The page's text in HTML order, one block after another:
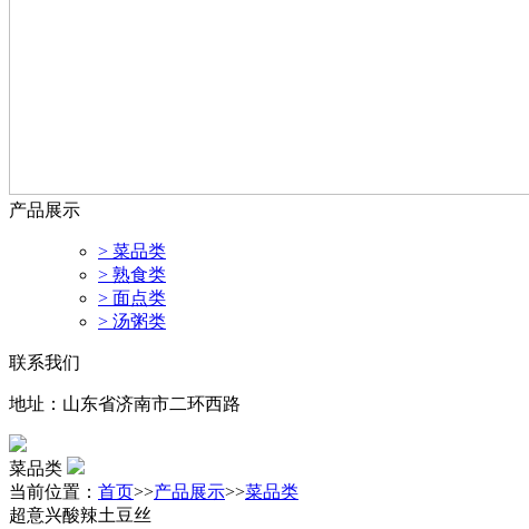
产品展示
> 菜品类
> 熟食类
> 面点类
> 汤粥类
联系我们
地址：山东省济南市二环西路
菜品类
当前位置： 首页>>产品展示>>菜品类
超意兴酸辣土豆丝